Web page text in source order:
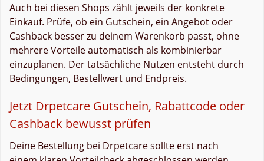
Auch bei diesen Shops zählt jeweils der konkrete
Einkauf. Prüfe, ob ein Gutschein, ein Angebot oder
Cashback besser zu deinem Warenkorb passt, ohne
mehrere Vorteile automatisch als kombinierbar
einzuplanen. Der tatsächliche Nutzen entsteht durch
Bedingungen, Bestellwert und Endpreis.
Jetzt Drpetcare Gutschein, Rabattcode oder
Cashback bewusst prüfen
Deine Bestellung bei Drpetcare sollte erst nach